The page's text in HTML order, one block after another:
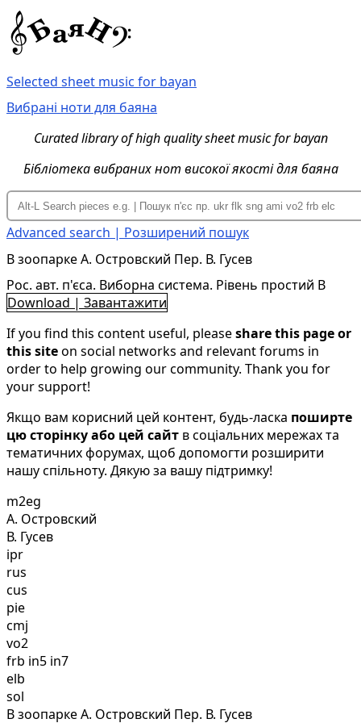
Selected sheet music for bayan
Вибрані ноти для баяна
Curated library of high quality sheet music for bayan
Бібліотека вибраних нот високої якості для баяна
Advanced search | Розширений пошук
В зоопарке А. Островский Пер. В. Гусев
Рос. авт. п'єса. Виборна система. Рівень простий B
Download | Завантажити
If you find this content useful, pleaseshare this page or
this siteon social networks and relevant forums in
order to help growing our community. Thank you for
your support!
Якщо вам корисний цей контент, будь-ласка поширте
цю сторінку або цей сайт в соціальних мережах та
тематичних форумах, щоб допомогти розширити
нашу спільноту. Дякую за вашу підтримку!
m2eg
А. Островский
В. Гусев
ipr
rus
cus
pie
cmj
vo2
frb in5 in7
elb
sol
В зоопарке А. Островский Пер. В. Гусев